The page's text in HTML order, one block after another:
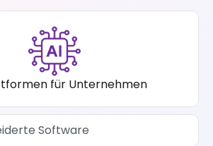
Software
für Unternehmen